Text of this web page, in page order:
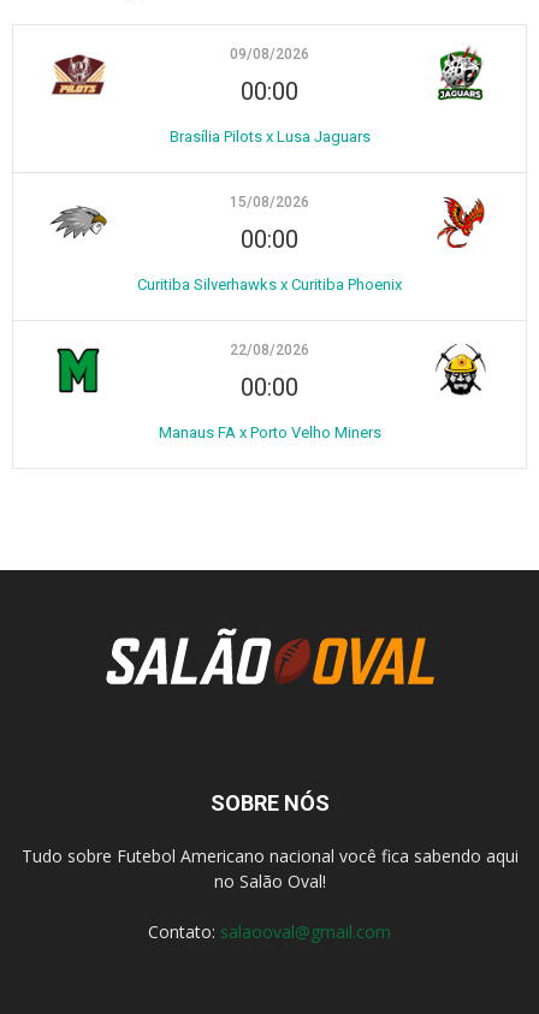
09/08/2026
00:00
Brasília Pilots x Lusa Jaguars
15/08/2026
00:00
Curitiba Silverhawks x Curitiba Phoenix
22/08/2026
00:00
Manaus FA x Porto Velho Miners
SOBRE NÓS
Tudo sobre Futebol Americano nacional você fica sabendo aqui
no Salão Oval!
Contato: salaooval@gmail.com